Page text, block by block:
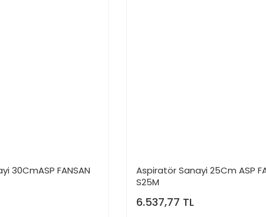
30CmASP FANSAN
Aspiratör Sanayi 25Cm ASP
S25M
6.537,77 TL